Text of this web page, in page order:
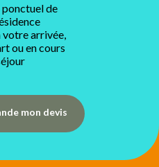
ponctuel de
votre arrivée,
ou en cours
mon devis